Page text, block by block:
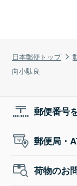
日本郵便トップ
向小駄良
郵便番号
郵便局・
荷物のお